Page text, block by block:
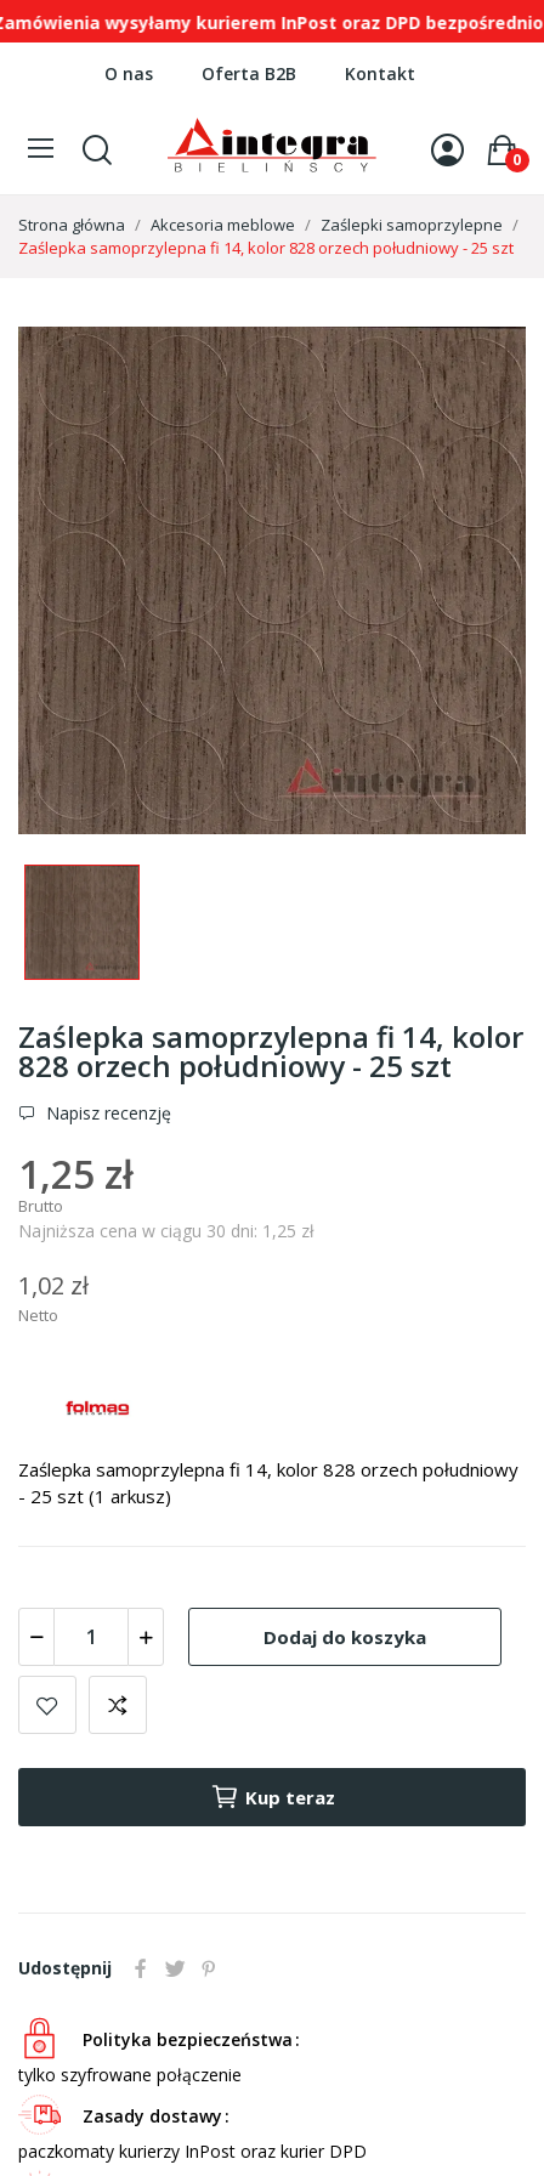
wysyłamy kurierem InPost oraz DPD bezpośrednio
O nas Oferta B2B Kontakt
0
Strona główna Akcesoria meblowe
Zaślepki samoprzylepne
Zaślepka samoprzylepna fi 14, kolor 828 orzech południowy - 25 szt
Zaślepka samoprzylepna fi 14, kolor
828 orzech południowy - 25 szt
Napisz recenzję
1,25 zł
Brutto
Najniższa cena w ciągu 30 dni: 1,25 zł
1,02 zł
Netto
Zaślepka samoprzylepna fi 14, kolor 828 orzech południowy
- 25 szt (1 arkusz)
Dodaj do koszyka
Kup teraz
Udostępnij
Polityka bezpieczeństwa
tylko szyfrowane połączenie
Zasady dostawy
paczkomaty kurierzy InPost oraz kurier DPD